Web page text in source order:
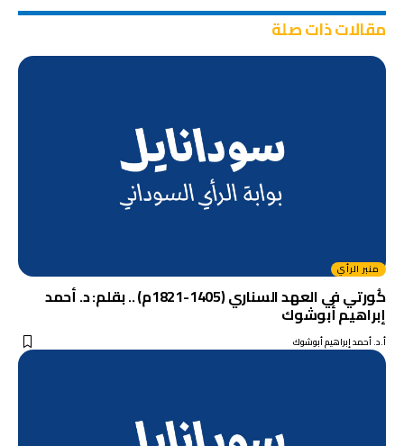
مقالات ذات صلة
منبر الرأي
كُورتي في العهد السناري (1405-1821م) .. بقلم: د. أحمد
إبراهيم أبوشوك
أ.د. أحمد إبراهيم أبوشوك